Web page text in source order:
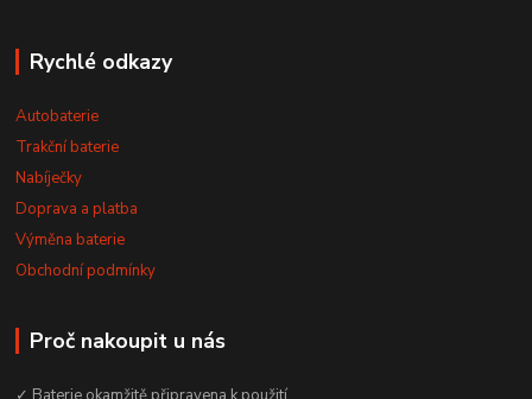
Rychlé odkazy
Autobaterie
Trakční baterie
Nabíječky
Doprava a platba
Výměna baterie
Obchodní podmínky
Proč nakoupit u nás